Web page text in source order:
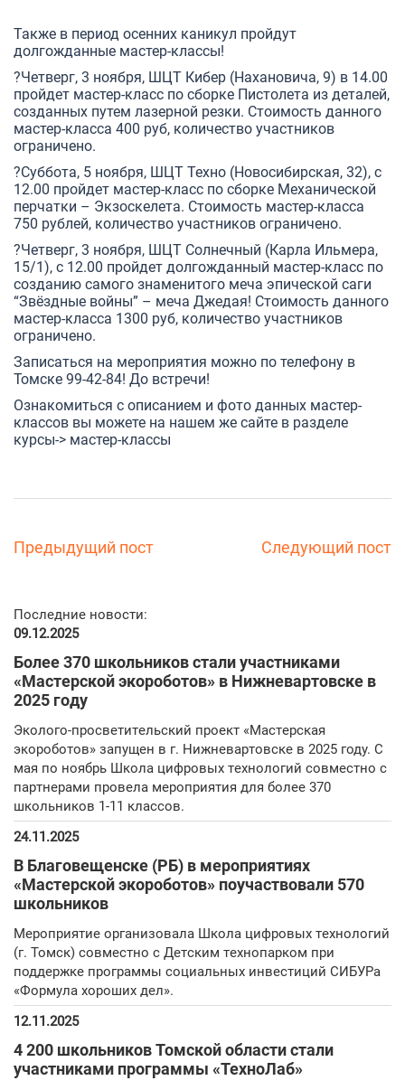
Также в период осенних каникул пройдут
долгожданные мастер-классы!
?Четверг, 3 ноября, ШЦТ Кибер (Нахановича, 9) в 14.00
пройдет мастер-класс по сборке Пистолета из деталей,
созданных путем лазерной резки. Стоимость данного
мастер-класса 400 руб, количество участников
ограничено.
?Суббота, 5 ноября, ШЦТ Техно (Новосибирская, 32), с
12.00 пройдет мастер-класс по сборке Механической
перчатки – Экзоскелета. Стоимость мастер-класса
750 рублей, количество участников ограничено.
?Четверг, 3 ноября, ШЦТ Солнечный (Карла Ильмера,
15/1), с 12.00 пройдет долгожданный мастер-класс по
созданию самого знаменитого меча эпической саги
“Звёздные войны” – меча Джедая! Стоимость данного
мастер-класса 1300 руб, количество участников
ограничено.
Записаться на мероприятия можно по телефону в
Томске 99-42-84! До встречи!
Ознакомиться с описанием и фото данных мастер-
классов вы можете на нашем же сайте в разделе
курсы-> мастер-классы
Предыдущий пост Следующий пост
Последние новости:
09.12.2025
Более 370 школьников стали участниками
«Мастерской экороботов» в Нижневартовске в
2025 году
Эколого-просветительский проект «Мастерская
экороботов» запущен в г. Нижневартовске в 2025 году. С
мая по ноябрь Школа цифровых технологий совместно с
партнерами провела мероприятия для более 370
школьников 1-11 классов.
24.11.2025
В Благовещенске (РБ) в мероприятиях
«Мастерской экороботов» поучаствовали 570
школьников
Мероприятие организовала Школа цифровых технологий
(г. Томск) совместно с Детским технопарком при
поддержке программы социальных инвестиций СИБУРа
«Формула хороших дел».
12.11.2025
4 200 школьников Томской области стали
участниками программы «ТехноЛаб»